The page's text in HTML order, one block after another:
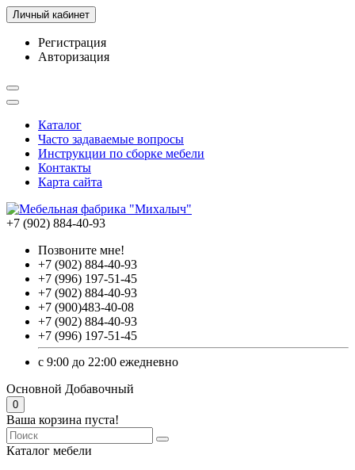
Личный кабинет
Регистрация
Авторизация
Каталог
Часто задаваемые вопросы
Инструкции по сборке мебели
Контакты
Карта сайта
+7 (902) 884-40-93
Позвоните мне!
+7 (902) 884-40-93
+7 (996) 197-51-45
+7 (902) 884-40-93
+7 (900)483-40-08
+7 (902) 884-40-93
+7 (996) 197-51-45
с 9:00 до 22:00 ежедневно
Основной Добавочный
0
Ваша корзина пуста!
Каталог мебели